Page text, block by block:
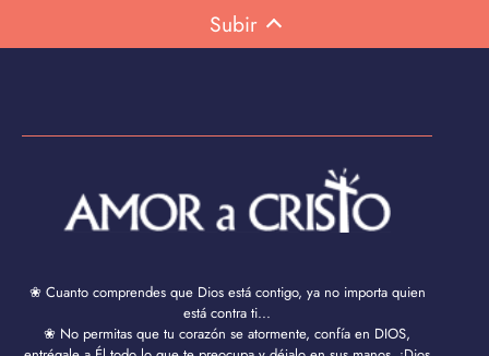
Subir
❀ Cuanto comprendes que Dios está contigo, ya no importa quien
está contra ti...
❀ No permitas que tu corazón se atormente, confía en DIOS,